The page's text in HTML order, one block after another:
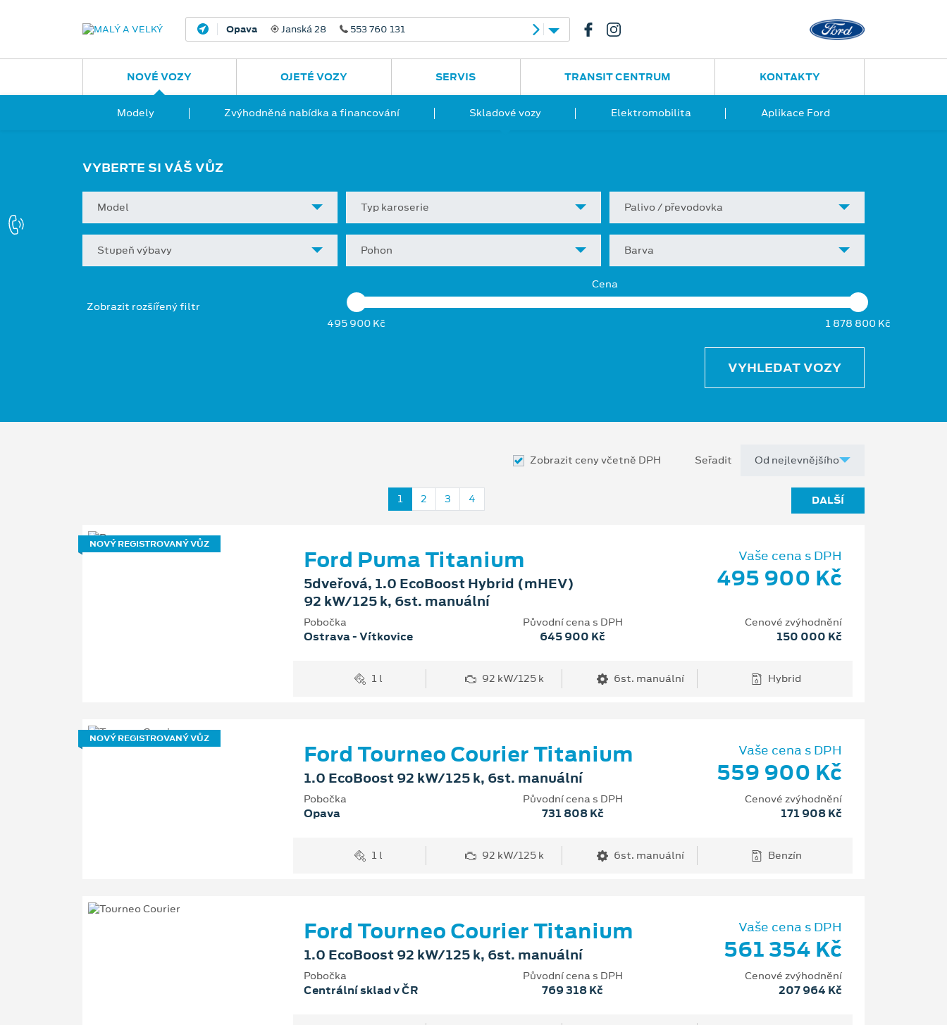
Opava Janská 28 553 760 131 Ostrava - Vítkovice
NOVÉ VOZY
Modely Zvýhodněná nabídka a financování Skladové vozy Elektromobilita Aplikace Ford
OJETÉ VOZY SERVIS TRANSIT CENTRUM KONTAKTY
VYBERTE SI VÁŠ VŮZ
Model Typ karoserie Palivo / převodovka
Stupeň výbavy Pohon Barva
Zobrazit rozšířený filtr
Cena
495 900 Kč 1 878 800 Kč
VYHLEDAT VOZY
Zobrazit ceny včetně DPH Seřadit
1 2 3 4 DALŠÍ
NOVÝ REGISTROVANÝ VŮZ
Ford Puma Titanium
5dveřová, 1.0 EcoBoost Hybrid (mHEV)
92 kW/125 k, 6st. manuální
Vaše cena s DPH
495 900 Kč
Pobočka
Ostrava - Vítkovice
Původní cena s DPH
645 900 Kč
Cenové zvýhodnění
150 000 Kč
1 l 92 kW/125 k 6st. manuální Hybrid
NOVÝ REGISTROVANÝ VŮZ
Ford Tourneo Courier Titanium
1.0 EcoBoost 92 kW/125 k, 6st. manuální
Vaše cena s DPH
559 900 Kč
Pobočka
Opava
Původní cena s DPH
731 808 Kč
Cenové zvýhodnění
171 908 Kč
1 l 92 kW/125 k 6st. manuální Benzín
Ford Tourneo Courier Titanium
1.0 EcoBoost 92 kW/125 k, 6st. manuální
Vaše cena s DPH
561 354 Kč
Pobočka
Centrální sklad v ČR
Původní cena s DPH
769 318 Kč
Cenové zvýhodnění
207 964 Kč